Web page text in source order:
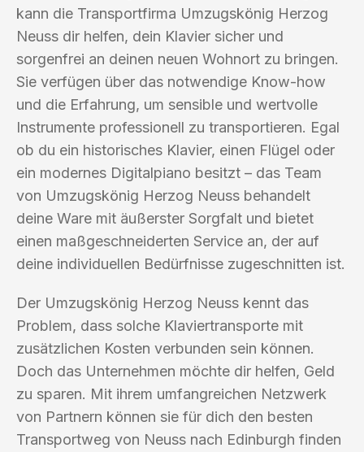
kann die Transportfirma Umzugskönig Herzog
Neuss dir helfen, dein Klavier sicher und
sorgenfrei an deinen neuen Wohnort zu bringen.
Sie verfügen über das notwendige Know-how
und die Erfahrung, um sensible und wertvolle
Instrumente professionell zu transportieren. Egal
ob du ein historisches Klavier, einen Flügel oder
ein modernes Digitalpiano besitzt – das Team
von Umzugskönig Herzog Neuss behandelt
deine Ware mit äußerster Sorgfalt und bietet
einen maßgeschneiderten Service an, der auf
deine individuellen Bedürfnisse zugeschnitten ist.
Der Umzugskönig Herzog Neuss kennt das
Problem, dass solche Klaviertransporte mit
zusätzlichen Kosten verbunden sein können.
Doch das Unternehmen möchte dir helfen, Geld
zu sparen. Mit ihrem umfangreichen Netzwerk
von Partnern können sie für dich den besten
Transportweg von Neuss nach Edinburgh finden